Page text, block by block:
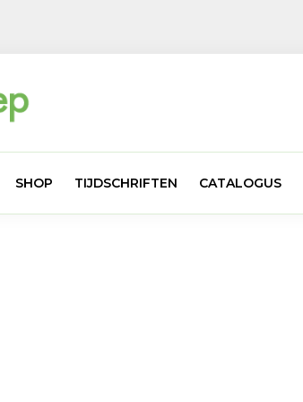
SHOP TIJDSCHRIFTEN CATALOGUS